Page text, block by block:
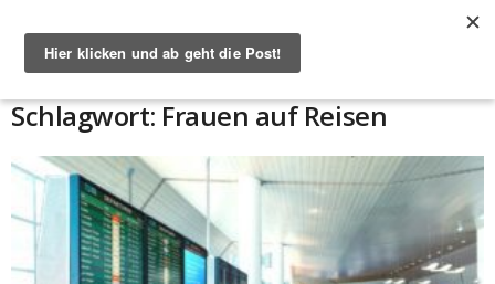
Schlagwort: Frauen auf Reisen